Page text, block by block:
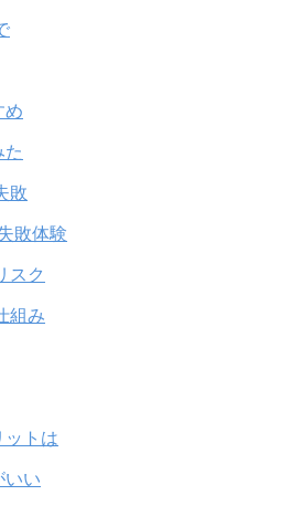
め
た
敗
敗体験
スク
組み
トは
い